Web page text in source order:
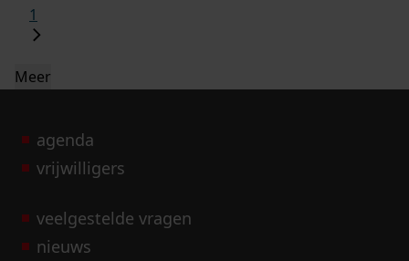
1
Meer
agenda
vrijwilligers
veelgestelde vragen
nieuws